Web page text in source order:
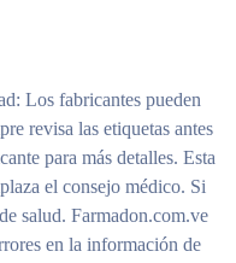
B5 y manteca de karité
la delicada piel del
: Los fabricantes pueden
revisa las etiquetas antes
para más detalles. Esta
el consejo médico. Si
salud. Farmadon.com.ve
en la información de